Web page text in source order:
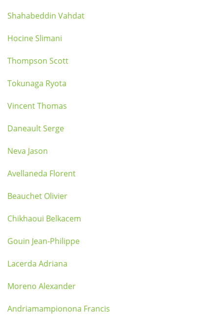
Shahabeddin Vahdat
Hocine Slimani
Thompson Scott
Tokunaga Ryota
Vincent Thomas
Daneault Serge
Neva Jason
Avellaneda Florent
Beauchet Olivier
Chikhaoui Belkacem
Gouin Jean-Philippe
Lacerda Adriana
Moreno Alexander
Andriamampionona Francis